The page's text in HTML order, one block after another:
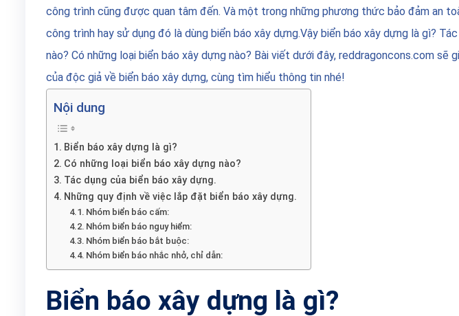
công trình cũng được quan tâm đến. Và một trong những phương thức bảo đảm an
công trình hay sử dụng đó là dùng biển báo xây dựng.Vậy biển báo xây dựng là gì?
nào? Có những loại biển báo xây dựng nào? Bài viết dưới đây, reddragoncons.com sẽ
của độc giả về biển báo xây dựng, cùng tìm hiểu thông tin nhé!
Nội dung
Biển báo xây dựng là gì?
Có những loại biển báo xây dựng nào?
Tác dụng của biển báo xây dựng.
Những quy định về việc lắp đặt biển báo xây dựng.
Nhóm biển báo cấm:
Nhóm biển báo nguy hiểm:
Nhóm biển báo bắt buộc:
Nhóm biển báo nhắc nhở, chỉ dẫn:
Biển báo xây dựng là gì?